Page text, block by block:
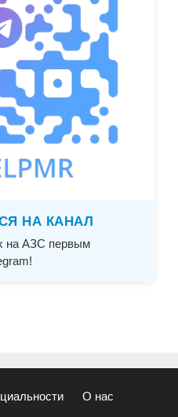
НА КАНАЛ
на АЗС первым
О нас